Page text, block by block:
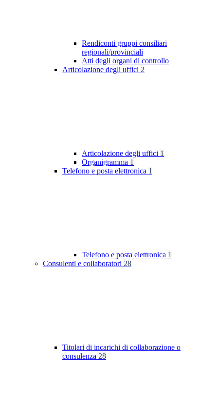
Rendiconti gruppi consiliari
regionali/provinciali
Atti degli organi di controllo
Articolazione degli uffici 2
Articolazione degli uffici 1
Organigramma 1
Telefono e posta elettronica 1
Telefono e posta elettronica 1
Consulenti e collaboratori 28
Titolari di incarichi di collaborazione o
consulenza 28